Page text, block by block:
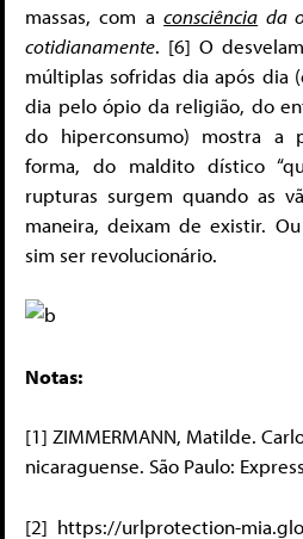
massas, com aconsciência da
cotidianamente. [6] O
múltiplas sofridas dia após dia
dia pelo ópio da religião, do
do hiperconsumo) mostra a
forma, do maldito dístico
rupturas surgem quando as
maneira, deixam de existir.
sim ser revolucionário.
Notas:
[1] ZIMMERMANN, Matilde.
nicaraguense. São Paulo:
[2] https://urlprotection-